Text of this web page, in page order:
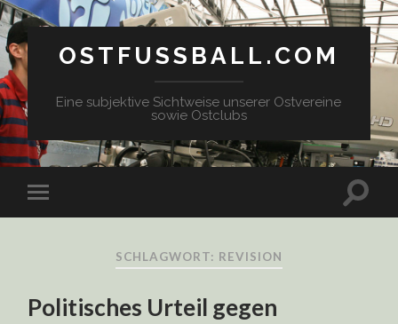
OSTFUSSBALL.COM
Eine subjektive Sichtweise unserer Ostvereine
sowie Ostclubs
SCHLAGWORT: REVISION
Politisches Urteil gegen